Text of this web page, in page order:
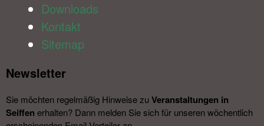
Downloads
Kontakt
Sitemap
Newsletter​
Sie möchten regelmäßig Hinweise zu Veranstal­tungen in
Seiffen erhalten? Dann melden Sie sich für unseren wöchentlich